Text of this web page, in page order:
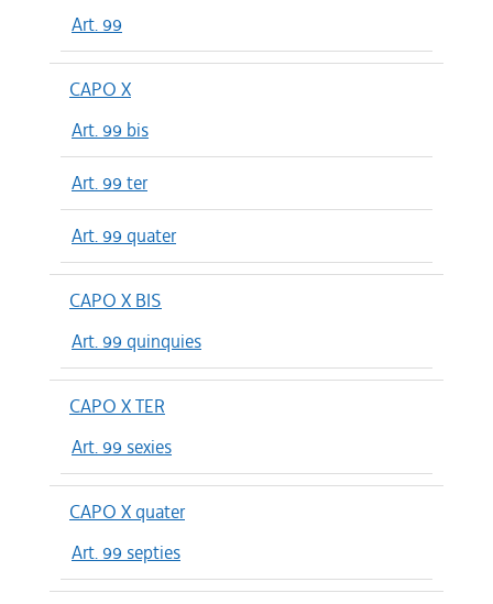
Art. 99
CAPO X
Art. 99 bis
Art. 99 ter
Art. 99 quater
CAPO X BIS
Art. 99 quinquies
CAPO X TER
Art. 99 sexies
CAPO X quater
Art. 99 septies